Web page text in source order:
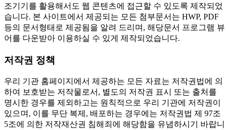
조기기를 활용해서도 웹 콘텐츠에 접근할 수 있도록 제작되었
습니다. 본 사이트에서 제공되는 모든 첨부문서는 HWP, PDF
등의 문서형태로 제공됨을 알려 드리며, 해당문서 프로그램 뷰
어를 다운받아 이용하실 수 있게 제작되었습니다.
저작권 정책
우리 기관 홈페이지에서 제공하는 모든 자료는 저작권법에 의
하여 보호받는 저작물로서, 별도의 저작권 표시 또는 출처를
명시한 경우를 제외하고는 원칙적으로 우리 기관에 저작권이
있으며, 이를 무단 복제, 배포하는 경우에는 저작권법 제 97조
5조에 의한 저작재산권 침해죄에 해당함을 유념하시기 바랍니